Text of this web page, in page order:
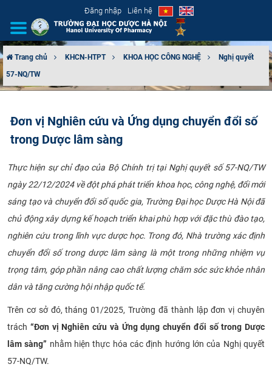
Đăng nhập Liên hệ
GIỚI THIỆU
TUYỂN SINH
ĐÀO TẠO
ĐẢM BẢO CHẤT LƯỢNG
KHOA HỌC CÔNG NGHỆ
HTQT
CỰU NGƯỜI HỌC
Trang chủ KHCN-HTPT KHOA HỌC CÔNG NGHỆ
Nghị quyết
57-NQ/TW
Đơn vị Nghiên cứu và Ứng dụng chuyển đổi số
trong Dược lâm sàng
Thực hiện sự chỉ đạo của Bộ Chính trị tại Nghị quyết số 57-NQ/TW
ngày 22/12/2024 về đột phá phát triển khoa học, công nghệ, đổi mới
sáng tạo và chuyển đổi số quốc gia, Trường Đại học Dược Hà Nội đã
chủ động xây dựng kế hoạch triển khai phù hợp với đặc thù đào tạo,
nghiên cứu trong lĩnh vực dược học. Trong đó, Nhà trường xác định
chuyển đổi số trong dược lâm sàng là một trong những nhiệm vụ
trọng tâm, góp phần nâng cao chất lượng chăm sóc sức khỏe nhân
dân và tăng cường hội nhập quốc tế.
Trên cơ sở đó, tháng 01/2025, Trường đã thành lập đơn vị chuyên
trách “Đơn vị Nghiên cứu và Ứng dụng chuyển đổi số trong Dược
lâm sàng” nhằm hiện thực hóa các định hướng lớn của Nghị quyết
57-NQ/TW.